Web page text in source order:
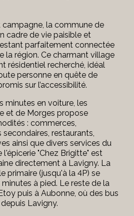
campagne, la commune de
cadre de vie paisible et
parfaitement connectée
la région. Ce charmant village
résidentiel recherché, idéal
personne en quête de
sur l’accessibilité.
minutes en voiture, les
et de Morges propose
: commerces,
restaurants,
ainsi que divers services du
"Chez Brigitte" est
directement à Lavigny. La
primaire (jusqu'à la 4P) se
à pied. Le reste de la
puis à Aubonne, où des bus
Lavigny.